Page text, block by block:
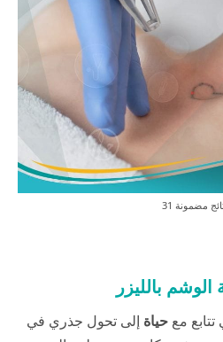
بالليزر
مع حياة إلى تحول جذري في